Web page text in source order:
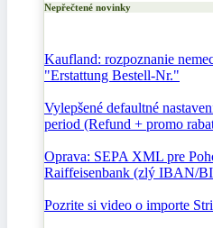
Nepřečtené novinky
Kaufland: rozpoznanie
"Erstattung Bestell-Nr."
Vylepšené defaultné
period (Refund + promo
Oprava: SEPA XML pre
Raiffeisenbank (zlý IBAN/
Pozrite si video o importe